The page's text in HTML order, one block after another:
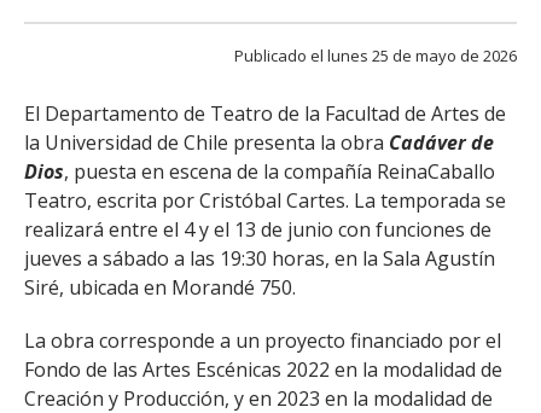
Académicas/os Egresadas/os
Publicado el lunes 25 de mayo de 2026
El Departamento de Teatro de la Facultad de Artes de
la Universidad de Chile presenta la obra Cadáver de
Dios, puesta en escena de la compañía ReinaCaballo
Teatro, escrita por Cristóbal Cartes. La temporada se
realizará entre el 4 y el 13 de junio con funciones de
jueves a sábado a las 19:30 horas, en la Sala Agustín
Siré, ubicada en Morandé 750.
La obra corresponde a un proyecto financiado por el
Fondo de las Artes Escénicas 2022 en la modalidad de
Creación y Producción, y en 2023 en la modalidad de